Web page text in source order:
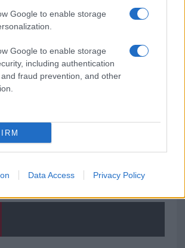
Google to enable storage
Google to enable storage
including authentication
fraud prevention, and other
Data Access Privacy Policy
della strada che segnò la Gallura
nelle campagne di Berchidda, rischio per
elettrica